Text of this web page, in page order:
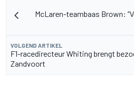
McLaren-teambaas Brown:
VOLGEND ARTIKEL
F1-racedirecteur Whiting brengt
Zandvoort